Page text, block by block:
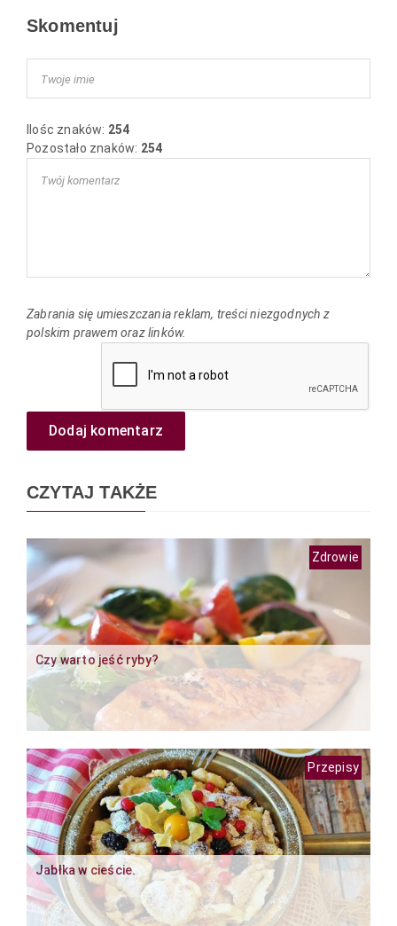
Skomentuj
Ilośc znaków: 254
Pozostało znaków: 254
Zabrania się umieszczania reklam, treści niezgodnych z
polskim prawem oraz linków.
Dodaj komentarz
CZYTAJ TAKŻE
Czy warto jeść ryby?
Zdrowie
Jabłka w cieście.
Przepisy